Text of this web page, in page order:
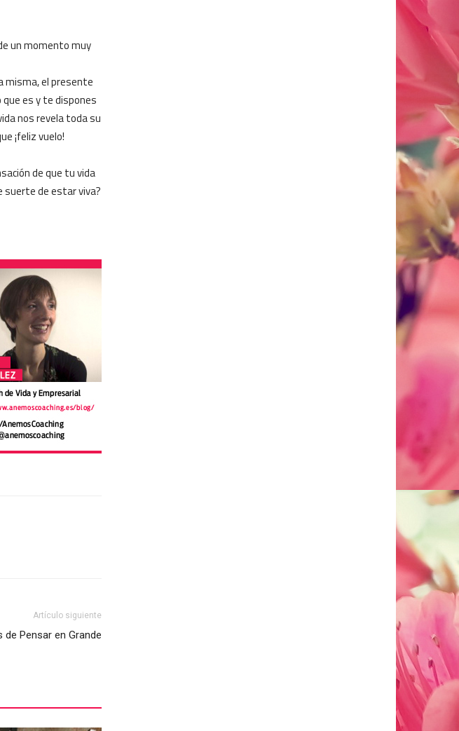
un momento muy
misma, el presente
es y te dispones
nos revela toda su
¡feliz vuelo!
de que tu vida
suerte de estar viva?
Artículo siguiente
de Pensar en Grande